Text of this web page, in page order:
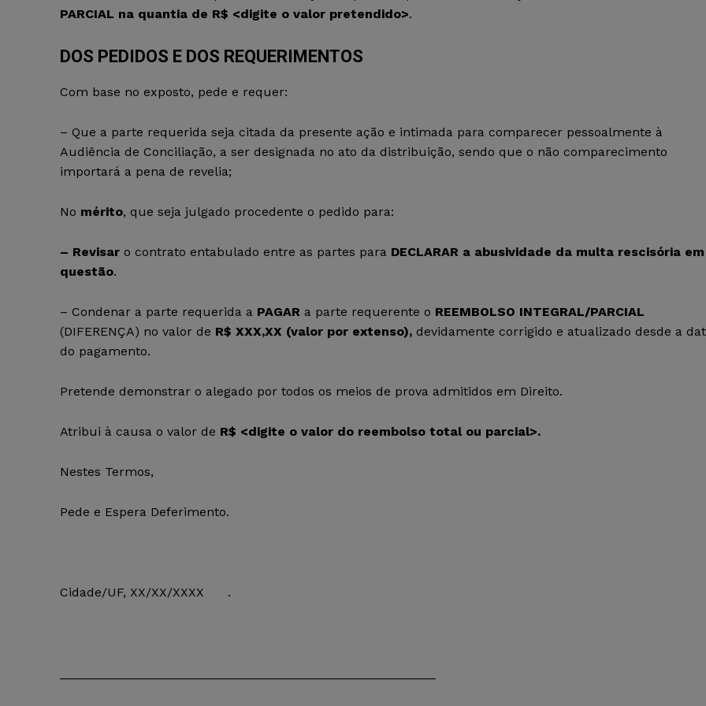
PARCIAL na quantia de R$ <digite o valor pretendido>.
DOS PEDIDOS E DOS REQUERIMENTOS
Com base no exposto, pede e requer:
– Que a parte requerida seja citada da presente ação e intimada para comparecer pessoalmente à
Audiência de Conciliação, a ser designada no ato da distribuição, sendo que o não comparecimento
importará a pena de revelia;
No mérito, que seja julgado procedente o pedido para:
– Revisar o contrato entabulado entre as partes para DECLARAR a abusividade da multa rescisória em
questão.
– Condenar a parte requerida a PAGAR a parte requerente o REEMBOLSO INTEGRAL/PARCIAL
(DIFERENÇA) no valor de R$ XXX,XX (valor por extenso), devidamente corrigido e atualizado desde a
do pagamento.
Pretende demonstrar o alegado por todos os meios de prova admitidos em Direito.
Atribui à causa o valor de R$ <digite o valor do reembolso total ou parcial>.
Nestes Termos,
Pede e Espera Deferimento.
Cidade/UF, XX/XX/XXXX .